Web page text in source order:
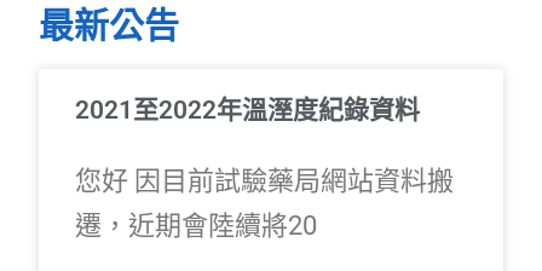
最新公告
2021至2022年溫溼度紀錄資料
您好 因目前試驗藥局網站資料搬
遷，近期會陸續將20